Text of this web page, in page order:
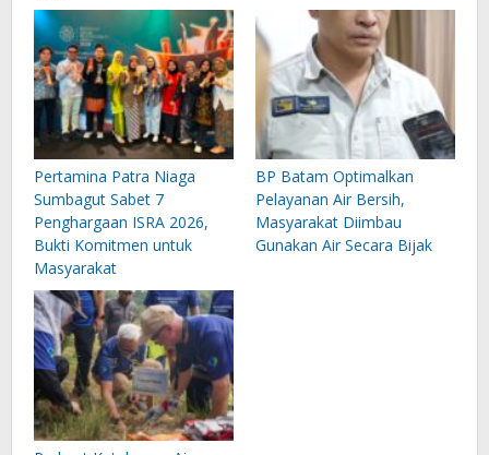
Pertamina Patra Niaga
Sumbagut Sabet 7
Penghargaan ISRA 2026,
Bukti Komitmen untuk
Masyarakat
BP Batam Optimalkan
Pelayanan Air Bersih,
Masyarakat Diimbau
Gunakan Air Secara Bijak